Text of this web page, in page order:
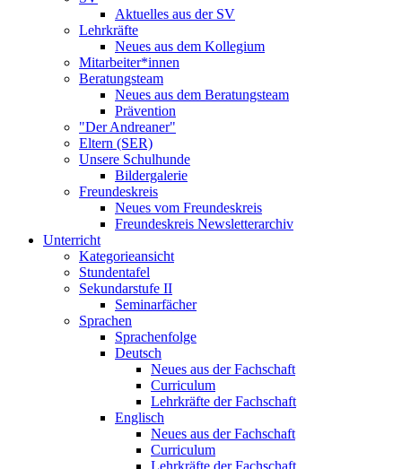
Aktuelles aus der SV
Lehrkräfte
Neues aus dem Kollegium
Mitarbeiter*innen
Beratungsteam
Neues aus dem Beratungsteam
Prävention
"Der Andreaner"
Eltern (SER)
Unsere Schulhunde
Bildergalerie
Freundeskreis
Neues vom Freundeskreis
Freundeskreis Newsletterarchiv
Unterricht
Kategorieansicht
Stundentafel
Sekundarstufe II
Seminarfächer
Sprachen
Sprachenfolge
Deutsch
Neues aus der Fachschaft
Curriculum
Lehrkräfte der Fachschaft
Englisch
Neues aus der Fachschaft
Curriculum